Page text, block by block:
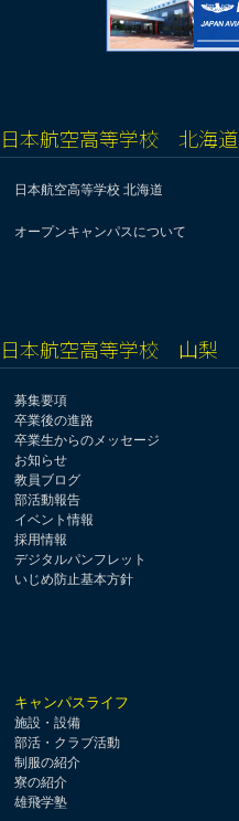
日本航空高等学校 北海道
日本航空高等学校 北海道
オープンキャンパスについて
日本航空高等学校 山梨
募集要項
卒業後の進路
卒業生からのメッセージ
お知らせ
教員ブログ
部活動報告
イベント情報
採用情報
デジタルパンフレット
いじめ防止基本方針
キャンパスライフ
施設・設備
部活・クラブ活動
制服の紹介
寮の紹介
雄飛学塾